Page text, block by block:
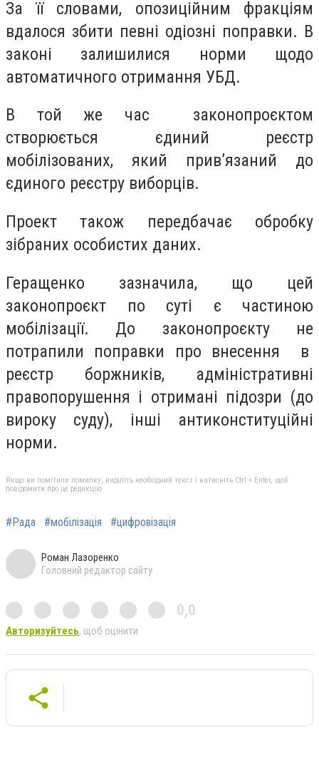
За її словами, опозиційним фракціям
вдалося збити певні одіозні поправки. В
законі залишилися норми щодо
автоматичного отримання УБД.
В той же час законопроєктом
створюється єдиний реєстр
мобілізованих, який привʼязаний до
єдиного реєстру виборців.
Проект також передбачає обробку
зібраних особистих даних.
Геращенко зазначила, що цей
законопроєкт по суті є частиною
мобілізації. До законопроєкту не
потрапили поправки про внесення в
реєстр боржників, адміністративні
правопорушення і отримані підозри (до
вироку суду), інші антиконституційні
норми.
Якщо ви помітили помилку, виділіть необхідний текст і натисніть Ctrl + Enter, щоб
повідомити про це редакцію
#Рада #мобілізація #цифровізація
Роман Лазоренко
Головний редактор сайту
0,0
Авторизуйтесь, щоб оцінити